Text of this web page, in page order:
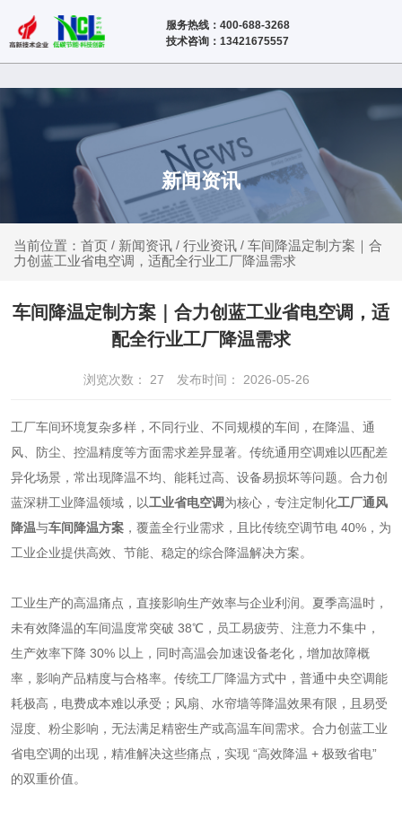
服务热线：400-688-3268
技术咨询：13421675557
新闻资讯
当前位置：首页 / 新闻资讯 / 行业资讯 / 车间降温定制方案｜合
力创蓝工业省电空调，适配全行业工厂降温需求
车间降温定制方案｜合力创蓝工业省电空调，适
配全行业工厂降温需求
浏览次数： 27 发布时间： 2026-05-26
工厂车间环境复杂多样，不同行业、不同规模的车间，在降温、通
风、防尘、控温精度等方面需求差异显著。传统通用空调难以匹配差
异化场景，常出现降温不均、能耗过高、设备易损坏等问题。合力创
蓝深耕工业降温领域，以工业省电空调为核心，专注定制化工厂通风
降温与车间降温方案 ，覆盖全行业需求，且比传统空调节电 40%，为
工业企业提供高效、节能、稳定的综合降温解决方案。
工业生产的高温痛点，直接影响生产效率与企业利润。夏季高温时，
未有效降温的车间温度常突破 38℃，员工易疲劳、注意力不集中，
生产效率下降 30% 以上，同时高温会加速设备老化，增加故障概
率，影响产品精度与合格率。传统工厂降温方式中，普通中央空调能
耗极高，电费成本难以承受；风扇、水帘墙等降温效果有限，且易受
湿度、粉尘影响，无法满足精密生产或高温车间需求。合力创蓝工业
省电空调的出现，精准解决这些痛点，实现 “高效降温 + 极致省电”
的双重价值。